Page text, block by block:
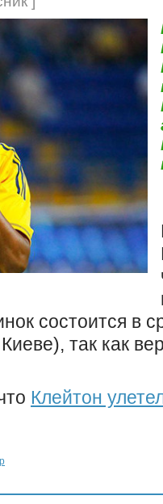
состоится в
так как
Клейтон